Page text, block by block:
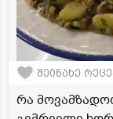
შეინახე
რა